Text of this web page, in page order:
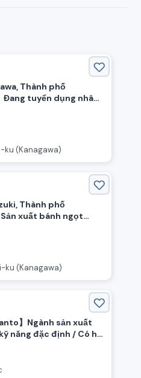
Thành phố
Đang tuyển dụng nhân
đang hoạt động tích
ku (Kanagawa)
Thành phố
xuất bánh ngọt
v.v.) / Lương theo giờ
làm ban ngày
ku (Kanagawa)
】Ngành sản xuất
năng đặc định / Có hỗ
lượng lớn nhân viên
phẩm siêu thị!